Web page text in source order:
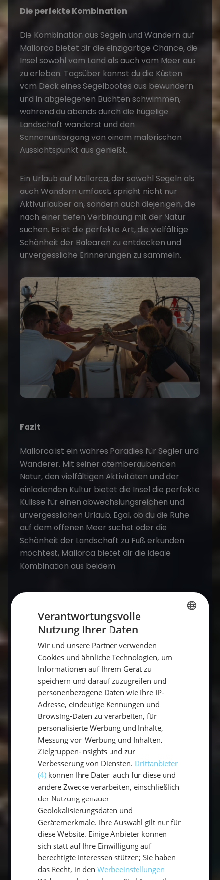
Die perfekte Kombination
Die Kombination aus Segeln und Wandern auf
Mallorca bietet dir die einzigartige Chance, die
Insel sowohl vom Land als auch vom Meer aus
zu erleben. Tagsüber kannst du die Küsten
vom Deck eines Segelbootes aus bewundern
und in abgelegenen Buchten schwimmen,
während du abends durch die hügelige
Landschaft wanderst und den
Sonnenuntergang von einem malerischen
Aussichtspunkt aus genießt.
Ein Urlaub auf Mallorca, der sowohl Segeln als
auch Wandern umfasst, spricht nicht nur
Aktivurlauber an, sondern auch diejenigen, die
nach einer tiefen Verbindung mit der Natur
suchen. Es ist die perfekte Art, die vielfältige
Schönheit der Balearen zu entdecken und
unvergessliche Erinnerungen zu sammeln.
Fazit
Mallorca ist ein wahres Paradies für Segler und
Wanderer. Mit seiner atemberaubenden
Natur, den vielfältigen Aktivitäten und der
einladenden Kultur bietet die Insel die perfekte
Kulisse für einen abwechslungsreichen und
unvergesslichen Urlaub. Egal, ob du die Ruhe
auf dem offenen Meer suchst oder die
Schönheit der Landschaft zu Fuß erkunden
möchtest, Mallorca bietet dir die ideale
Kombination aus beidem
Häufige Fragen zu Segeln & Wandern auf
Mallorca
Kann man auf Mallorca segeln und
wandern kombinieren?
Ja, ideal: vormittags segeln, in Buchten ankern
und die Tramuntana-Berge oder Küstenpfade
erwandern.
Welche Wanderungen lohnen sich?
Die Serra de Tramuntana (UNESCO-
Welterbe), der Weg nach Sa Calobra und die
Küstenpfade rund um die Calas.
Braucht man Segelerfahrung?
Nein, mit Skipper an Bord ist der Aktivtörn
auch für Einsteiger entspannt.
Verantwortungsvolle
Nutzung Ihrer Daten
Wir und unsere Partner verwenden
Cookies und ähnliche Technologien, um
Informationen auf Ihrem Gerät zu
speichern und darauf zuzugreifen und
personenbezogene Daten wie Ihre IP-
Adresse, eindeutige Kennungen und
Browsing-Daten zu verarbeiten, für
personalisierte Werbung und Inhalte,
Messung von Werbung und Inhalten,
Zielgruppen-Insights und zur
Verbesserung von Diensten. Drittanbieter
(4) können Ihre Daten auch für diese und
andere Zwecke verarbeiten, einschließlich
der Nutzung genauer
Geolokalisierungsdaten und
Gerätemerkmale. Ihre Auswahl gilt nur für
diese Website. Einige Anbieter können
sich statt auf Ihre Einwilligung auf
berechtigte Interessen stützen; Sie haben
das Recht, in denWerbeeinstellungen